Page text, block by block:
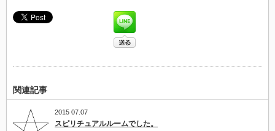
関連記事
2015 07.07
スピリチュアルルームでした。